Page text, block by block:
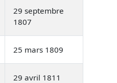
29 septembre
1807
25 mars 1809
29 avril 1811